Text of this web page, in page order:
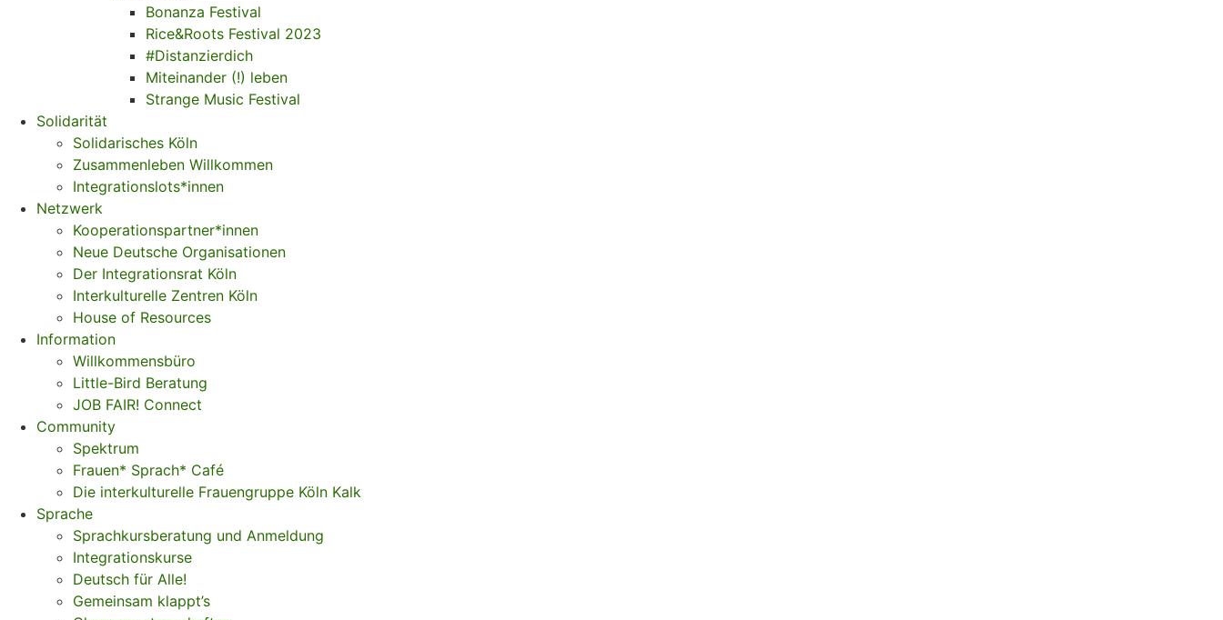
Bonanza Festival
Rice&Roots Festival 2023
#Distanzierdich
Miteinander (!) leben
Strange Music Festival
Solidarität
Solidarisches Köln
Zusammenleben Willkommen
Integrationslots*innen
Netzwerk
Kooperationspartner*innen
Neue Deutsche Organisationen
Der Integrationsrat Köln
Interkulturelle Zentren Köln
House of Resources
Information
Willkommensbüro
Little-Bird Beratung
JOB FAIR! Connect
Community
Spektrum
Frauen* Sprach* Café
Die interkulturelle Frauengruppe Köln Kalk
Sprache
Sprachkursberatung und Anmeldung
Integrationskurse
Deutsch für Alle!
Gemeinsam klappt’s